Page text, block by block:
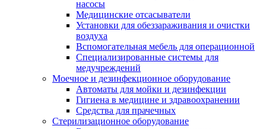
насосы
Медицинские отсасыватели
Установки для обеззараживания и очистки
воздуха
Вспомогательная мебель для операционной
Специализированные системы для
медучреждений
Моечное и дезинфекционное оборудование
Автоматы для мойки и дезинфекции
Гигиена в медицине и здравоохранении
Средства для прачечных
Стерилизационное оборудование